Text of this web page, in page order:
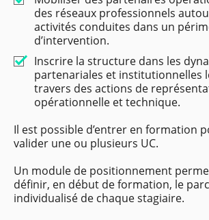
des réseaux professionnels
activités conduites dans un
d’intervention.
Inscrire la structure dans les
partenariales et institutionnelles
travers des actions de
opérationnelle et technique.
Il est possible d’entrer en formation
valider une ou plusieurs UC.
Un module de positionnement
définir, en début de formation, le
individualisé de chaque stagiaire.